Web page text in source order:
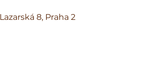
8, Praha 2